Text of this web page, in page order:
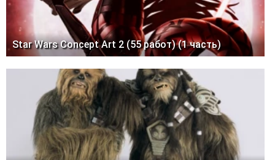
Star Wars Concept Art 2 (55 работ) (1 часть)